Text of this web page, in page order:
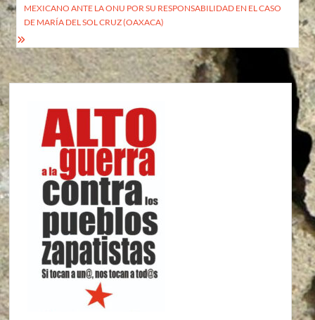
MEXICANO ANTE LA ONU POR SU RESPONSABILIDAD EN EL CASO
DE MARÍA DEL SOL CRUZ (OAXACA)